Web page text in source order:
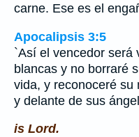
carne. Ese es el
Apocalipsis 3:5
`Así el vencedor será
blancas y no borraré
vida, y reconoceré su
y delante de sus
is Lord.